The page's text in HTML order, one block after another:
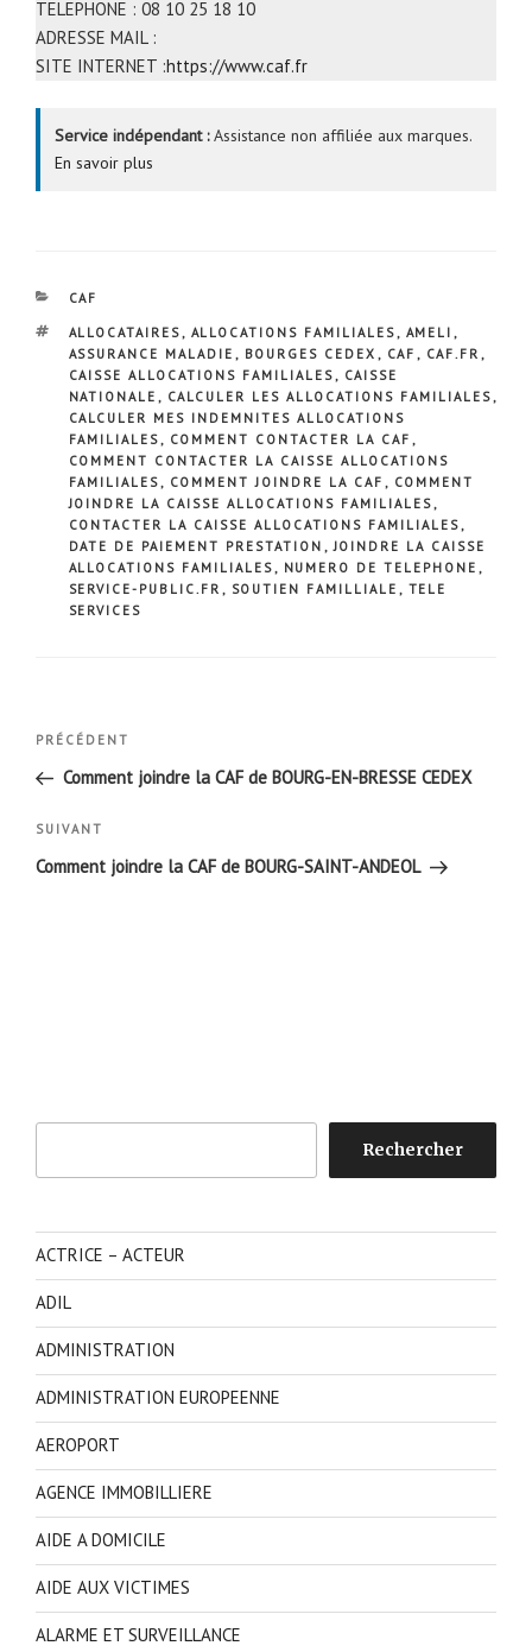
TELEPHONE : 08 10 25 18 10
ADRESSE MAIL :
SITE INTERNET :https://www.caf.fr
Service indépendant :Assistance non affiliée aux marques.
En savoir plus
CATÉGORIES
CAF
ÉTIQUETTES
ALLOCATAIRES, ALLOCATIONS FAMILIALES, AMELI ,
ASSURANCE MALADIE , BOURGES CEDEX , CAF , CAF.FR ,
CAISSE ALLOCATIONS FAMILIALES, CAISSE
NATIONALE , CALCULER LES ALLOCATIONS FAMILIALES,
CALCULER MES INDEMNITES ALLOCATIONS
FAMILIALES, COMMENT CONTACTER LA CAF ,
COMMENT CONTACTER LA CAISSE ALLOCATIONS
FAMILIALES, COMMENT JOINDRE LA CAF , COMMENT
JOINDRE LA CAISSE ALLOCATIONS FAMILIALES,
CONTACTER LA CAISSE ALLOCATIONS FAMILIALES,
DATE DE PAIEMENT PRESTATION ,JOINDRE LA CAISSE
ALLOCATIONS FAMILIALES, NUMERO DE TELEPHONE ,
SERVICE-PUBLIC.FR , SOUTIEN FAMILLIALE , TELE
SERVICES
Navigation
l’article
Article
précédent
PRÉCÉDENT
Comment joindre la CAF de BOURG-EN-BRESSE CEDEX
Article
suivant
SUIVANT
Comment joindre la CAF de BOURG-SAINT-ANDEOL
Rechercher
ACTRICE – ACTEUR
ADIL
ADMINISTRATION
ADMINISTRATION EUROPEENNE
AEROPORT
AGENCE IMMOBILLIERE
AIDE A DOMICILE
AIDE AUX VICTIMES
ALARME ET SURVEILLANCE